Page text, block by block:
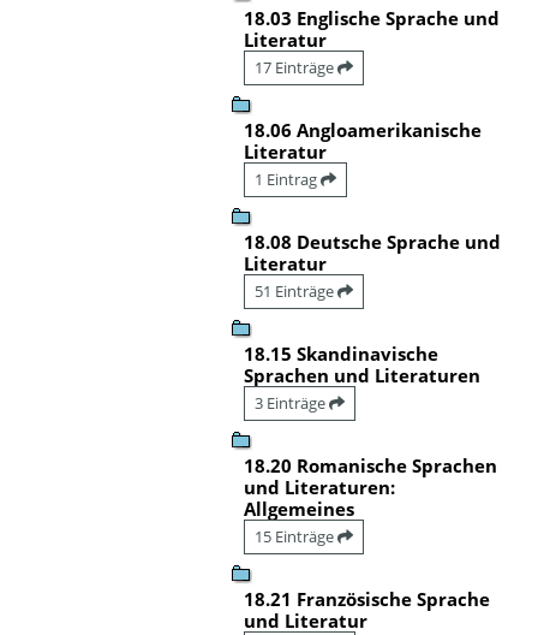
18.03 Englische Sprache und
Literatur
17 Einträge
18.06 Angloamerikanische
Literatur
1 Eintrag
18.08 Deutsche Sprache und
Literatur
51 Einträge
18.15 Skandinavische
Sprachen und Literaturen
3 Einträge
18.20 Romanische Sprachen
und Literaturen:
Allgemeines
15 Einträge
18.21 Französische Sprache
und Literatur